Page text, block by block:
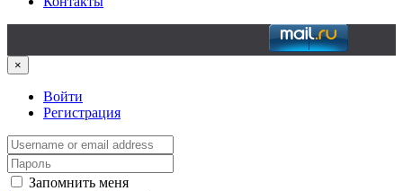
×
Войти
Регистрация
Запомнить меня